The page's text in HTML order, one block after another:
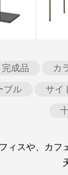
完成品 カ
ブル
サイ
ィスや、カフ